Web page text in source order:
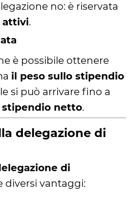
no: è riservata
attivi.
è possibile ottenere
il peso sullo stipendio
si può arrivare fino a
netto.
delegazione di
di
diversi vantaggi: